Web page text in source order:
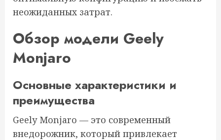
неожиданных затрат.
Обзор модели Geely
Monjaro
Основные характеристики и
преимущества
Geely Monjaro — это современный
внедорожник, который привлекает